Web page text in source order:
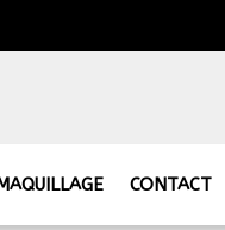
CONTACT